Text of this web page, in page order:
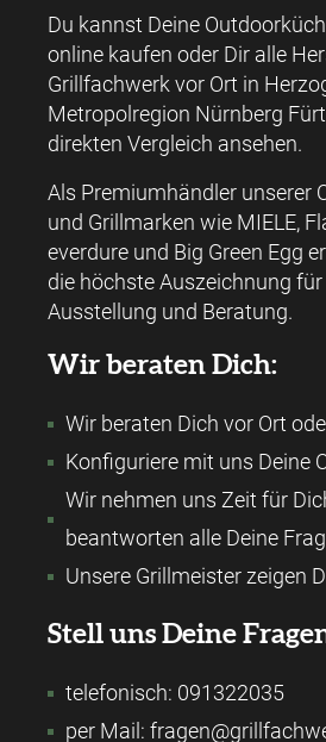
Du kannst Deine
online kaufen oder Dir alle
Grillfachwerk vor Ort in
Metropolregion Nürnberg
direkten Vergleich ansehen.
Als Premiumhändler unserer
und Grillmarken wie MIELE,
everdure und Big Green Egg
die höchste Auszeichnung
Ausstellung und Beratung.
Wir beraten Dich:
Wir beraten Dich vor Ort
Konfiguriere mit uns Deine
Wir nehmen uns Zeit für
beantworten alle Deine
Unsere Grillmeister zeigen
Stell uns Deine
telefonisch: 091322035
per Mail: